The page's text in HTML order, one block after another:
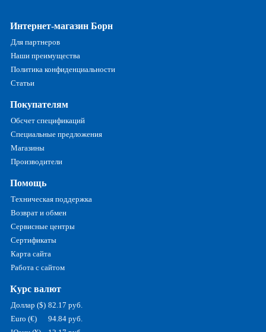
Интернет-магазин Борн
Для партнеров
Наши преимущества
Политика конфиденциальности
Статьи
Покупателям
Обсчет спецификаций
Специальные предложения
Магазины
Производители
Помощь
Техническая поддержка
Возврат и обмен
Сервисные центры
Сертификаты
Карта сайта
Работа с сайтом
Курс валют
Доллар ($) 82.17 руб.
Euro (€)
94.84 руб.